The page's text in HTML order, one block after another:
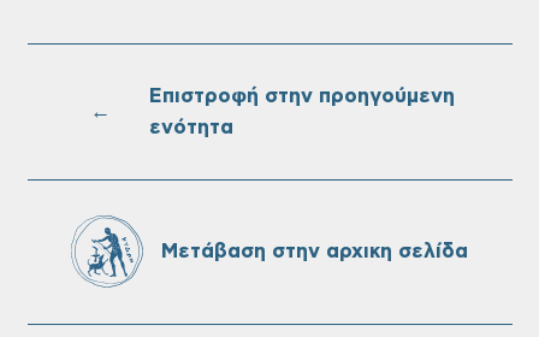
Επαναλειτουργία του συστήματος
Ονουφρίου
Πίνακες Κατάταξης & Βαθμολογίας,
Δήμου Χανίων
←
Επιστροφή στην προηγούμενη
ενότητα
Μετάβαση στην αρχικη σελίδα